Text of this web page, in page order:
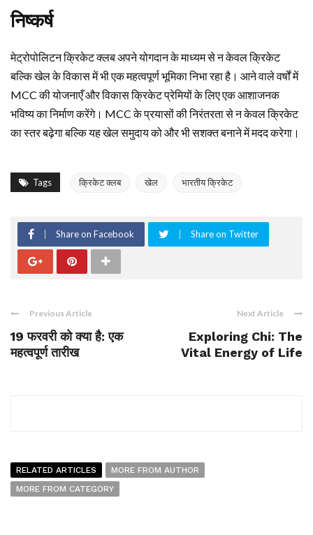
निष्कर्ष
मेट्रोपोलिटन क्रिकेट क्लब अपने योगदान के माध्यम से न केवल क्रिकेट
बल्कि खेल के विकास में भी एक महत्वपूर्ण भूमिका निभा रहा है। आने वाले वर्षों में
MCC की योजनाएँ और विकास क्रिकेट प्रेमियों के लिए एक आशाजनक
भविष्य का निर्माण करेंगे। MCC के प्रयासों की निरंतरता से न केवल क्रिकेट
का स्तर बढ़ेगा बल्कि यह खेल समुदाय को और भी सशक्त बनाने में मदद करेगा।
Tags क्रिकेट क्लब खेल भारतीय क्रिकेट
Share on Facebook Share on Twitter
Previous Article
19 फरवरी को क्या है: एक
महत्वपूर्ण तारीख
Next Article
Exploring Chi: The
Vital Energy of Life
RELATED ARTICLES
MORE FROM AUTHOR
MORE FROM CATEGORY